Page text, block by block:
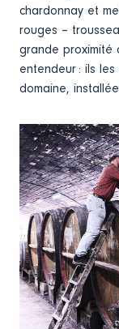
chardonnay et
rouges –
grande proximité
entendeur : ils
domaine,